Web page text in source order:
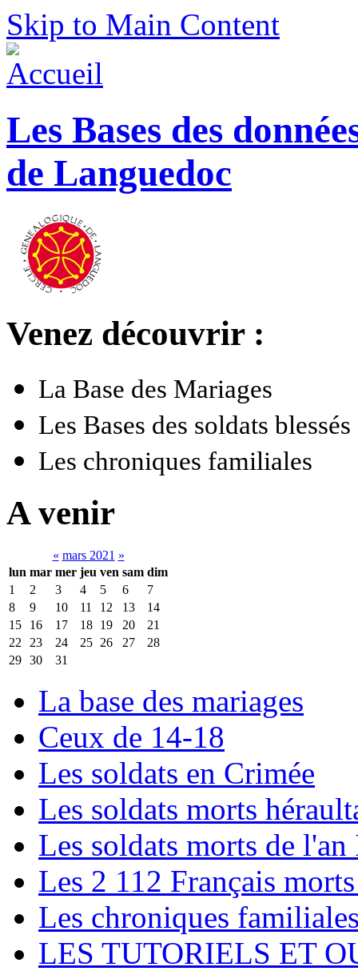
Skip to Main Content
Les Bases des
de Languedoc
Venez découvrir :
La Base des Mariages
Les Bases des soldats
Les chroniques familiales
A venir
« mars 2021 »
lun mar mer jeu ven sam dim
1
2 3 4 5 6
7
8
9 10 11 12 13
14
15
16 17 18 19 20
21
22
23 24 25 26 27
28
29 30 31
La base des mariages
Ceux de 14-18
Les soldats en Crimée
Les soldats morts
Les soldats morts de
Les 2 112 Français
Les chroniques
LES TUTORIELS ET